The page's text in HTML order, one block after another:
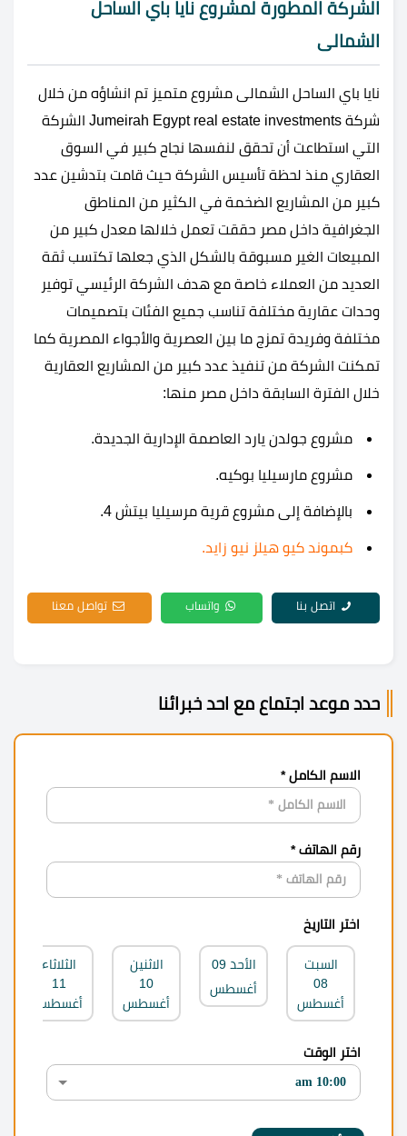
الشركة المطورة لمشروع نايا باي الساحل
الشمالى
نايا باي الساحل الشمالى مشروع متميز تم انشاؤه من خلال
شركة Jumeirah Egypt real estate investments الشركة
التي استطاعت أن تحقق لنفسها نجاح كبير في السوق
العقاري منذ لحظة تأسيس الشركة حيث قامت بتدشين عدد
كبير من المشاريع الضخمة في الكثير من المناطق
الجغرافية داخل مصر حققت تعمل خلالها معدل كبير من
المبيعات الغير مسبوقة بالشكل الذي جعلها تكتسب ثقة
العديد من العملاء خاصة مع هدف الشركة الرئيسي توفير
وحدات عقارية مختلفة تناسب جميع الفئات بتصميمات
مختلفة وفريدة تمزج ما بين العصرية والأجواء المصرية كما
تمكنت الشركة من تنفيذ عدد كبير من المشاريع العقارية
خلال الفترة السابقة داخل مصر منها:
مشروع جولدن يارد العاصمة الإدارية الجديدة.
مشروع مارسيليا بوكيه.
بالإضافة إلى مشروع قرية مرسيليا بيتش 4.
كبموند كيو هيلز نيو زايد.
اتصل بنا واتساب تواصل معنا
حدد موعد اجتماع مع احد خبرائنا
الاسم الكامل *
رقم الهاتف *
اختر التاريخ
السبت
08
أغسطس
الأحد 09
أغسطس
الاثنين
10
أغسطس
الثلاثاء
11
أغسطس
اختر الوقت